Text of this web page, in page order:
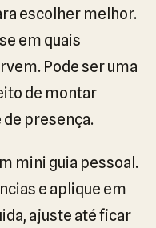
escolher melhor.
em quais
Pode ser uma
de montar
de presença.
mini guia pessoal.
e aplique em
ajuste até ficar